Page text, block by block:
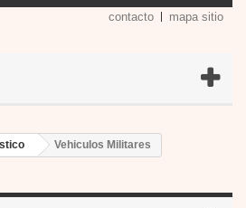
contacto mapa sitio
Vehiculos Militares